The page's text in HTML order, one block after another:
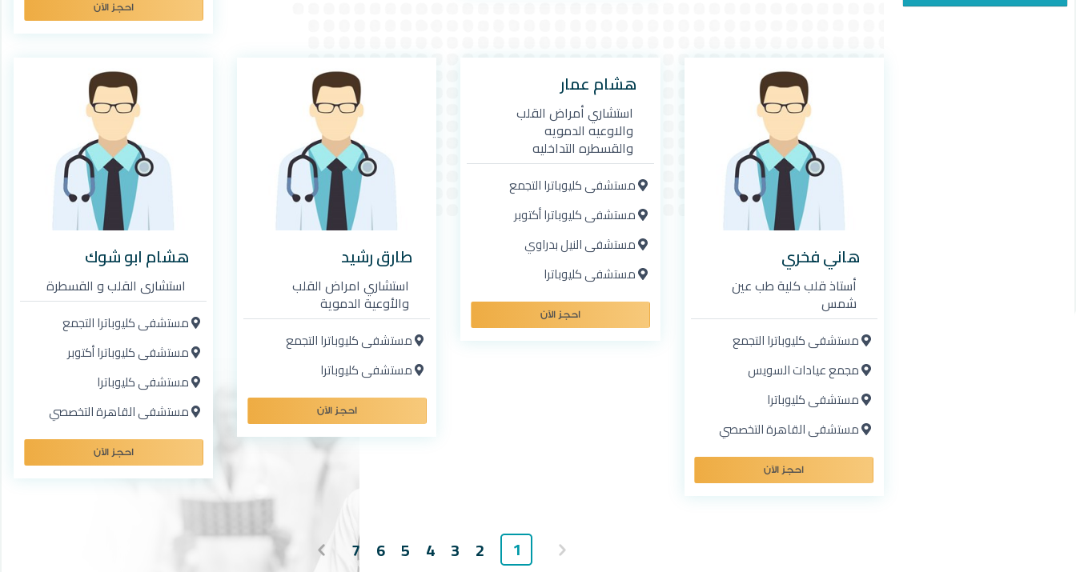
احجز الآن
هاني فخري
أستاذ قلب كلية طب عين
شمس
مستشفى كليوباترا التجمع
مجمع عيادات السويس
مستشفى كليوباترا
مستشفى القاهرة التخصصي
احجز الآن
هشام عمار
استشاري أمراض القلب
والاوعيه الدمويه
والقسطره التداخليه
مستشفى كليوباترا التجمع
مستشفى كليوباترا أكتوبر
مستشفى النيل بدراوي
مستشفى كليوباترا
احجز الآن
طارق رشيد
استشاري امراض القلب
والأوعية الدموية
مستشفى كليوباترا التجمع
مستشفى كليوباترا
احجز الآن
هشام ابو شوك
استشاري القلب و القسطرة
مستشفى كليوباترا التجمع
مستشفى كليوباترا أكتوبر
مستشفى كليوباترا
مستشفى القاهرة التخصصي
احجز الآن
1
2
3
4
5
6
7